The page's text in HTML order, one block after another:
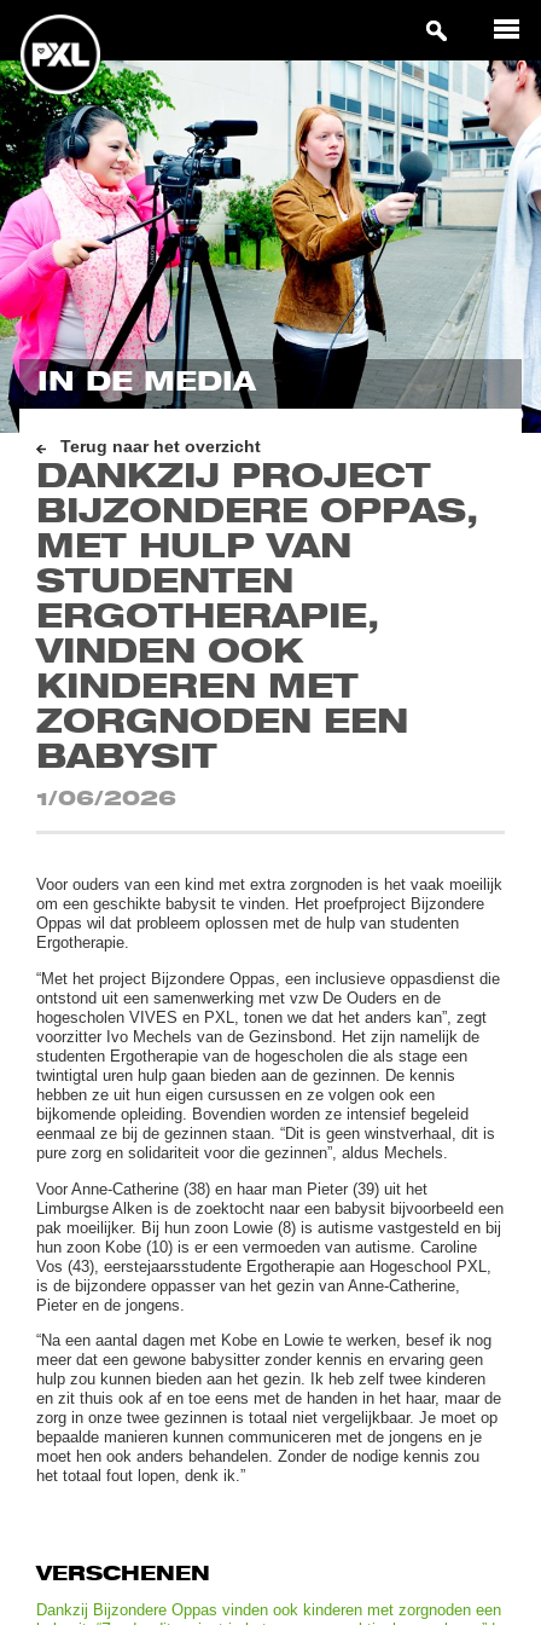
IN DE MEDIA
Terug naar het overzicht
DANKZIJ PROJECT
BIJZONDERE OPPAS,
MET HULP VAN
STUDENTEN
ERGOTHERAPIE,
VINDEN OOK
KINDEREN MET
ZORGNODEN EEN
BABYSIT
1/06/2026
Voor ouders van een kind met extra zorgnoden is het vaak moeilijk
om een geschikte babysit te vinden. Het proefproject Bijzondere
Oppas wil dat probleem oplossen met de hulp van studenten
Ergotherapie.
“Met het project Bijzondere Oppas, een inclusieve oppasdienst die
ontstond uit een samenwerking met vzw De Ouders en de
hogescholen VIVES en PXL, tonen we dat het anders kan”, zegt
voorzitter Ivo Mechels van de Gezinsbond. Het zijn namelijk de
studenten Ergotherapie van de hogescholen die als stage een
twintigtal uren hulp gaan bieden aan de gezinnen. De kennis
hebben ze uit hun eigen cursussen en ze volgen ook een
bijkomende opleiding. Bovendien worden ze intensief begeleid
eenmaal ze bij de gezinnen staan. “Dit is geen winstverhaal, dit is
pure zorg en solidariteit voor die gezinnen”, aldus Mechels.
Voor Anne-Catherine (38) en haar man Pieter (39) uit het
Limburgse Alken is de zoektocht naar een babysit bijvoorbeeld een
pak moeilijker. Bij hun zoon Lowie (8) is autisme vastgesteld en bij
hun zoon Kobe (10) is er een vermoeden van autisme. Caroline
Vos (43), eerstejaarsstudente Ergotherapie aan Hogeschool PXL,
is de bijzondere oppasser van het gezin van Anne-Catherine,
Pieter en de jongens.
“Na een aantal dagen met Kobe en Lowie te werken, besef ik nog
meer dat een gewone babysitter zonder kennis en ervaring geen
hulp zou kunnen bieden aan het gezin. Ik heb zelf twee kinderen
en zit thuis ook af en toe eens met de handen in het haar, maar de
zorg in onze twee gezinnen is totaal niet vergelijkbaar. Je moet op
bepaalde manieren kunnen communiceren met de jongens en je
moet hen ook anders behandelen. Zonder de nodige kennis zou
het totaal fout lopen, denk ik.”
VERSCHENEN
Dankzij Bijzondere Oppas vinden ook kinderen met zorgnoden een